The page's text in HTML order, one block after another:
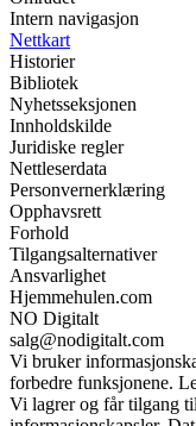
Intern navigasjon
Nettkart
Historier
Bibliotek
Nyhetsseksjonen
Innholdskilde
Juridiske regler
Nettleserdata
Personvernerklæring
Opphavsrett
Forhold
Tilgangsalternativer
Ansvarlighet
Hjemmehulen.com
NO Digitalt
salg@nodigitalt.com
Vi bruker
forbedre funksjonene.
Vi lagrer og får tilgang